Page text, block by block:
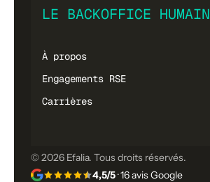
LE BACKOFFICE HUMAIN
À propos
Engagements RSE
Carrières
© 2026 Efalia. Tous droits réservés.
4,5/5· 16 avis Google